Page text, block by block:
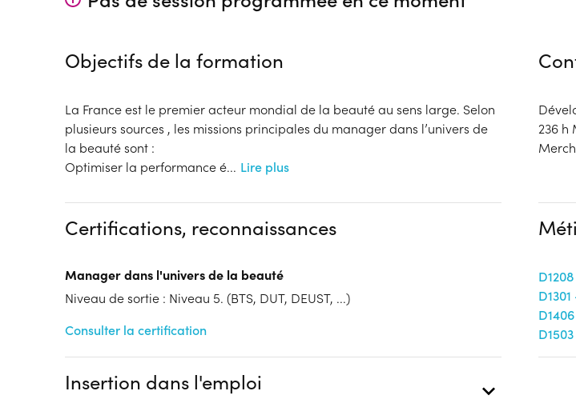
Objectifs de la formation
La France est le premier acteur mondial de la beauté au sens large. Selon
plusieurs sources , les missions principales du manager dans l’univers de
la beauté sont :
Optimiser la performance é... Lire plus
236 h
Certifications, reconnaissances
Manager dans l'univers de la beauté
Niveau de sortie : Niveau 5. (BTS, DUT, DEUST, ...)
Consulter la certification
Insertion dans l'emploi